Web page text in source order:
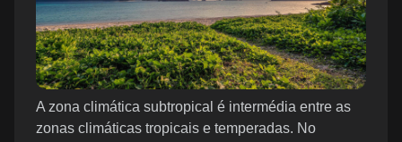
A zona climática subtropical é intermédia entre as
zonas climáticas tropicais e temperadas. No